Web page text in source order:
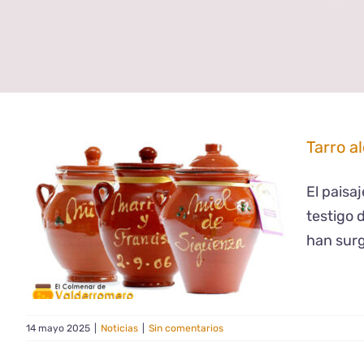
Tarro
El
testigo
han
14 mayo 2025 Noticias Sin comentarios